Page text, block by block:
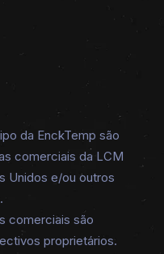
da EnckTemp são
comerciais da LCM
Unidos e/ou outros
comerciais são
proprietários.